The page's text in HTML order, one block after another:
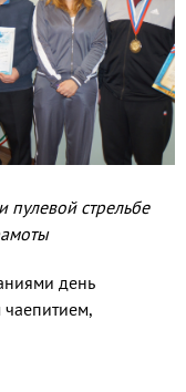
стрельбе
день